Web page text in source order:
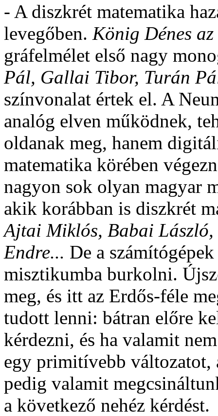
- A diszkrét matematika
levegőben. König Dénes az
gráfelmélet első nagy
Pál, Gallai Tibor, Turán
színvonalat értek el. A
analóg elven működnek,
oldanak meg, hanem
matematika körében
nagyon sok olyan magyar
akik korábban is diszkrét
Ajtai Miklós, Babai László,
Endre... De a
misztikumba burkolni.
meg, és itt az Erdős-féle
tudott lenni: bátran előre
kérdezni, és ha valamit
egy primitívebb
pedig valamit
a következő nehéz kérdést.